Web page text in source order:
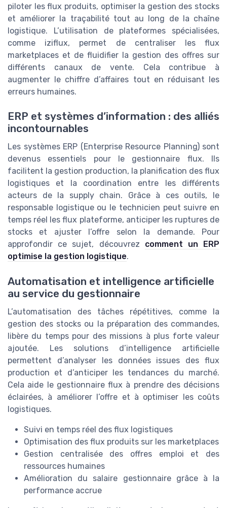
piloter les flux produits, optimiser la gestion des stocks
et améliorer la traçabilité tout au long de la chaîne
logistique. L’utilisation de plateformes spécialisées,
comme iziflux, permet de centraliser les flux
marketplaces et de fluidifier la gestion des offres sur
différents canaux de vente. Cela contribue à
augmenter le chiffre d’affaires tout en réduisant les
erreurs humaines.
ERP et systèmes d’information : des alliés
incontournables
Les systèmes ERP (Enterprise Resource Planning) sont
devenus essentiels pour le gestionnaire flux. Ils
facilitent la gestion production, la planification des flux
logistiques et la coordination entre les différents
acteurs de la supply chain. Grâce à ces outils, le
responsable logistique ou le technicien peut suivre en
temps réel les flux plateforme, anticiper les ruptures de
stocks et ajuster l’offre selon la demande. Pour
approfondir ce sujet, découvrez comment un ERP
optimise la gestion logistique.
Automatisation et intelligence artificielle
au service du gestionnaire
L’automatisation des tâches répétitives, comme la
gestion des stocks ou la préparation des commandes,
libère du temps pour des missions à plus forte valeur
ajoutée. Les solutions d’intelligence artificielle
permettent d’analyser les données issues des flux
production et d’anticiper les tendances du marché.
Cela aide le gestionnaire flux à prendre des décisions
éclairées, à améliorer l’offre et à optimiser les coûts
logistiques.
Suivi en temps réel des flux logistiques
Optimisation des flux produits sur les marketplaces
Gestion centralisée des offres emploi et des
ressources humaines
Amélioration du salaire gestionnaire grâce à la
performance accrue